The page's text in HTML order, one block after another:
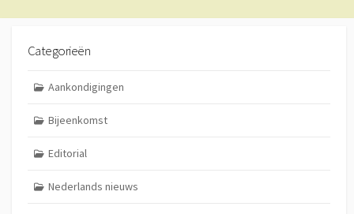
Categorieën
Aankondigingen
Bijeenkomst
Editorial
Nederlands nieuws